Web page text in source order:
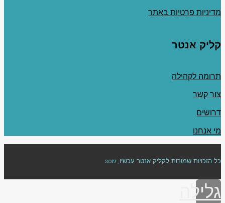
מדיניות פרטיות באתר
קליק אנטר
תרומה לקהילה
צור קשר
דרושים
מי אנחנו
כל הזכויות שמורות לקליק אנטר עכשיו, 2017
גלילה